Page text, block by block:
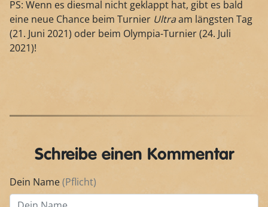
PS: Wenn es diesmal nicht geklappt hat, gibt es bald
eine neue Chance beim Turnier Ultraam längsten Tag
(21. Juni 2021) oder beim Olympia-Turnier (24. Juli
2021)!
Schreibe einen Kommentar
Dein Name(Pflicht)